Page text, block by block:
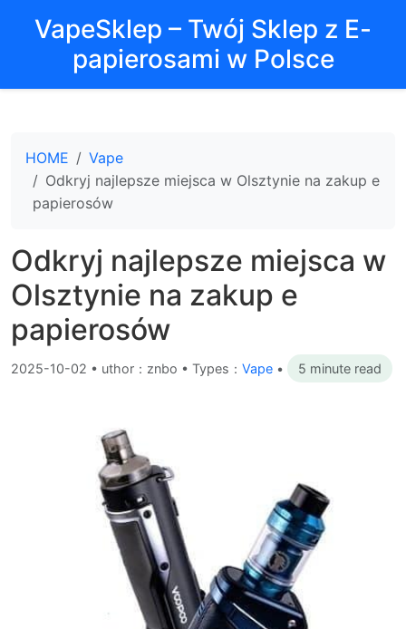
VapeSklep – Twój Sklep z E-
papierosami w Polsce
HOME
Vape
Odkryj najlepsze miejsca w Olsztynie na zakup e
papierosów
Odkryj najlepsze miejsca w
Olsztynie na zakup e
papierosów
2025-10-02 • uthor：znbo • Types： Vape • 5 minute read